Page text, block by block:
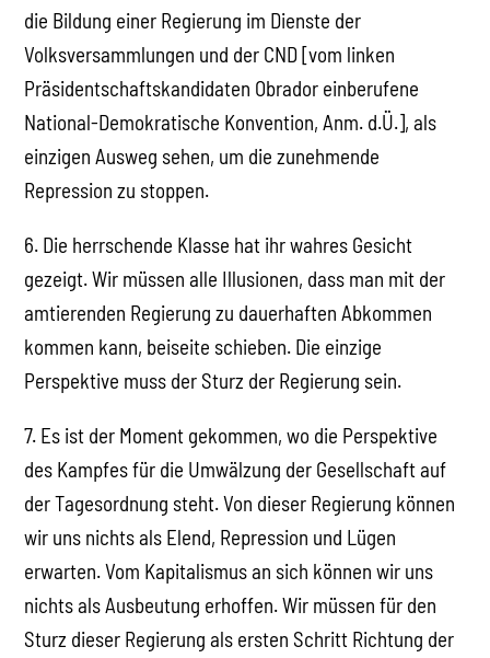
die Bildung einer Regierung im Dienste der
Volksversammlungen und der CND [vom linken
Präsidentschaftskandidaten Obrador einberufene
National-Demokratische Konvention, Anm. d.Ü.], als
einzigen Ausweg sehen, um die zunehmende
Repression zu stoppen.
6. Die herrschende Klasse hat ihr wahres Gesicht
gezeigt. Wir müssen alle Illusionen, dass man mit der
amtierenden Regierung zu dauerhaften Abkommen
kommen kann, beiseite schieben. Die einzige
Perspektive muss der Sturz der Regierung sein.
7. Es ist der Moment gekommen, wo die Perspektive
des Kampfes für die Umwälzung der Gesellschaft auf
der Tagesordnung steht. Von dieser Regierung können
wir uns nichts als Elend, Repression und Lügen
erwarten. Vom Kapitalismus an sich können wir uns
nichts als Ausbeutung erhoffen. Wir müssen für den
Sturz dieser Regierung als ersten Schritt Richtung der